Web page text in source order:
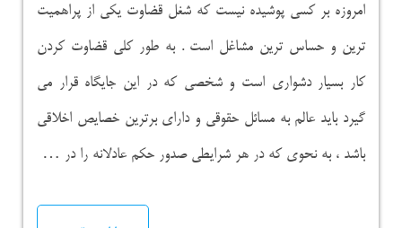
امروزه بر کسی پوشیده نیست که شغل قضاوت یکی از پراهمیت
ترین و حساس ترین مشاغل است . به طور کلی قضاوت کردن
کار بسیار دشواری است و شخصی که در این جایگاه قرار می
گیرد باید عالم به مسائل حقوقی و دارای برترین خصایص اخلاقی
باشد ، به نحوی که در هر شرایطی صدور حکم عادلانه را در …